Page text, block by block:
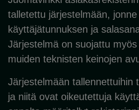
talletettu järjestelmään,
käyttäjätunnuksen ja
Järjestelmä on suojattu
muiden teknisten keinojen
Järjestelmään tallennettuihin
ja niitä ovat oikeutettuja